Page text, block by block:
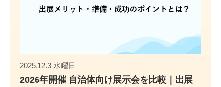
2025.12.3 水曜日
2026年開催 自治体向け展示会を比較｜出展